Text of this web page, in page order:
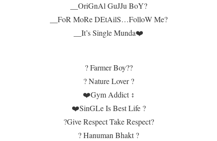
__OriGnAl GuJJu BoY?
__FoR MoRe DEtAilS…FolloW Me?
__It’s Single Munda❤️
? Farmer Boy??
? Nature Lover ?
❤️Gym Addict ↕️
❤️SinGLe Is Best Life ?
?Give Respect Take Respect?
? Hanuman Bhakt ?